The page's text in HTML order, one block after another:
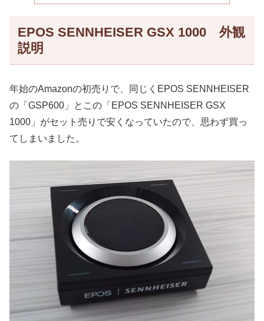
EPOS SENNHEISER GSX 1000 外観
説明
年始のAmazonの初売りで、同じくEPOS SENNHEISER
の「GSP600」とこの「EPOS SENNHEISER GSX
1000」がセット売りで安くなっていたので、思わず買っ
てしまいました。